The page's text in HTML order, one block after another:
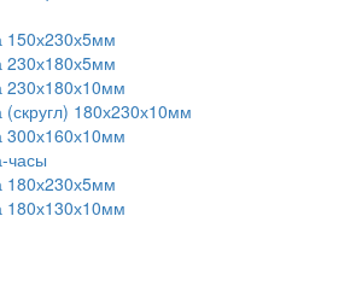
150х230х5мм
230х180х5мм
230х180х10мм
180х230х10мм
300х160х10мм
часы
180х230х5мм
180х130х10мм